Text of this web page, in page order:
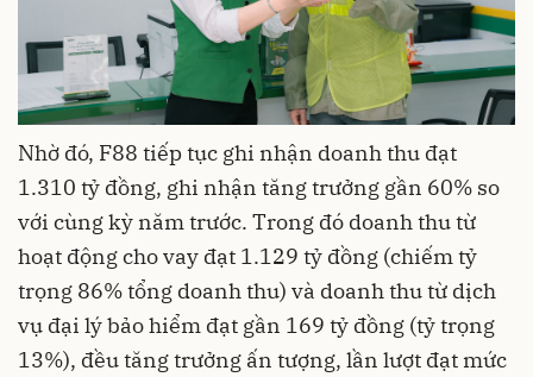
Nhờ đó, F88 tiếp tục ghi nhận doanh thu đạt
1.310 tỷ đồng, ghi nhận tăng trưởng gần 60% so
với cùng kỳ năm trước. Trong đó doanh thu từ
hoạt động cho vay đạt 1.129 tỷ đồng (chiếm tỷ
trọng 86% tổng doanh thu) và doanh thu từ dịch
vụ đại lý bảo hiểm đạt gần 169 tỷ đồng (tỷ trọng
13%), đều tăng trưởng ấn tượng, lần lượt đạt mức